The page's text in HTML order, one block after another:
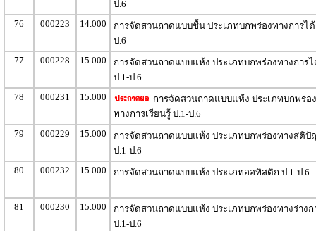
ป.6
76
000223 14.000
การจัดสวนถาดแบบชื้น ประเภทบกพร่องทางการไ
ป.6
77
000228 15.000
การจัดสวนถาดแบบแห้ง ประเภทบกพร่องทางการ
ป.1-ป.6
78
000231 15.000
การจัดสวนถาดแบบแห้ง ประเภทบกพร่อง
ทางการเรียนรู้ ป.1-ป.6
79
000229 15.000
การจัดสวนถาดแบบแห้ง ประเภทบกพร่องทางสติ
ป.1-ป.6
80
000232 15.000 การจัดสวนถาดแบบแห้ง ประเภทออทิสติก ป.1-ป.6
81 000230 15.000
การจัดสวนถาดแบบแห้ง ประเภทบกพร่องทางร่างก
ป.1-ป.6